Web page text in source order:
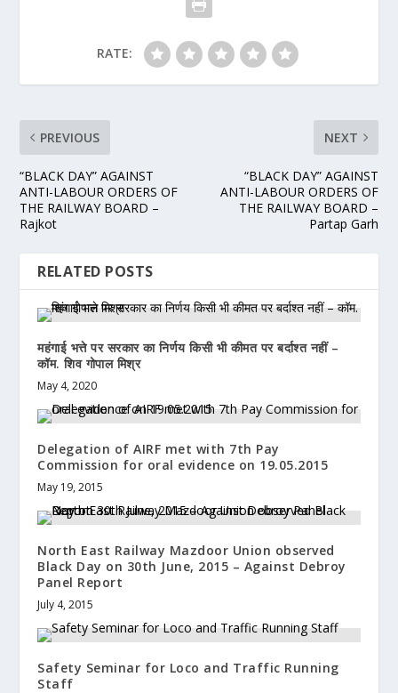
RATE:
PREVIOUS
“BLACK DAY” AGAINST
ANTI-LABOUR ORDERS OF
THE RAILWAY BOARD –
Rajkot
NEXT
“BLACK DAY” AGAINST
ANTI-LABOUR ORDERS OF
THE RAILWAY BOARD –
Partap Garh
RELATED POSTS
महंगाई भत्ते पर सरकार का निर्णय किसी भी कीमत पर बर्दाश्त नहीं –
कॉम. शिव गोपाल मिश्र
May 4, 2020
Delegation of AIRF met with 7th Pay
Commission for oral evidence on 19.05.2015
May 19, 2015
North East Railway Mazdoor Union observed
Black Day on 30th June, 2015 – Against Debroy
Panel Report
July 4, 2015
Safety Seminar for Loco and Traffic Running
Staff